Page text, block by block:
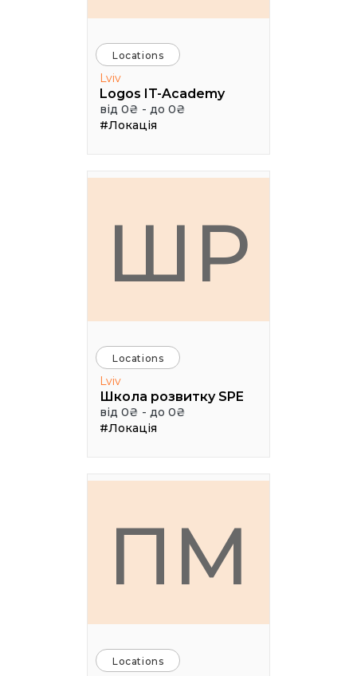
Locations
Lviv
Logos IT-Academy
від 0₴ - до 0₴
#Локація
ШР
Locations
Lviv
Школа розвитку SPE
від 0₴ - до 0₴
#Локація
ПМ
Locations